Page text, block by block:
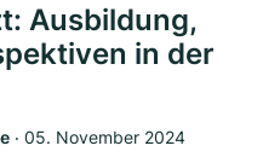
Ausbildung,
in der
‧ 05. November 2024